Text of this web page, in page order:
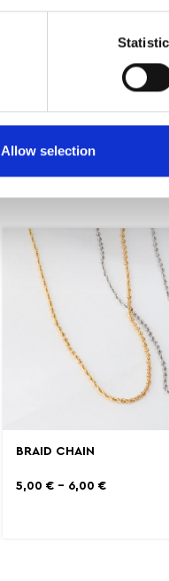
Allow selection
BRAID CHAIN
5,00 € – 6,00 €